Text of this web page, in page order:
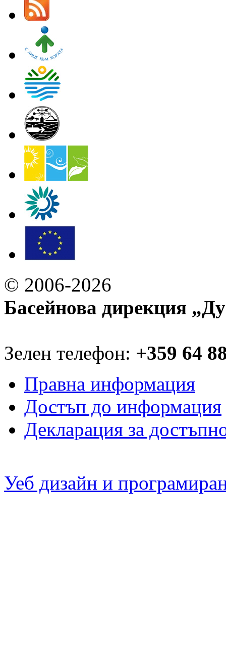
© 2006-2026
Басейнова дирекция
Зелен телефон: +359 64
Правна информация
Достъп до информация
Декларация за
Уеб дизайн и